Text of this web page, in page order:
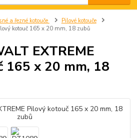
a řezné kotouče
Pilové kotouče
kotouč 165 x 20 mm, 18 zubů
EXTREME
165 x 20 mm, 18